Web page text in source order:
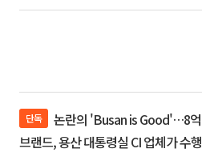
단독
브랜드, 용산 대통령실 CI 업체가 수행